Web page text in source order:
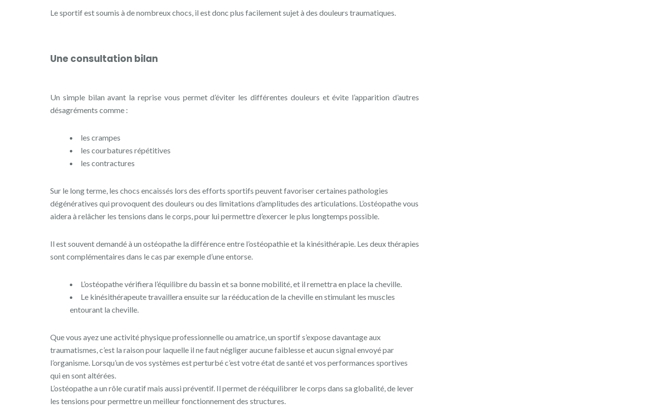
Le sportif est soumis à de nombreux chocs, il est donc plus facilement sujet à des douleurs traumatiques.
Une consultation bilan
Un simple bilan avant la reprise vous permet d’éviter les différentes douleurs et évite l’apparition d’autres
désagréments comme :
les crampes
les courbatures répétitives
les contractures
Sur le long terme, les chocs encaissés lors des efforts sportifs peuvent favoriser certaines pathologies
dégénératives qui provoquent des douleurs ou des limitations d’amplitudes des articulations. L’ostéopathe vous
aidera à relâcher les tensions dans le corps, pour lui permettre d’exercer le plus longtemps possible.
Il est souvent demandé à un ostéopathe la différence entre l’ostéopathie et la kinésithérapie. Les deux thérapies
sont complémentaires dans le cas par exemple d’une entorse.
L’ostéopathe vérifiera l’équilibre du bassin et sa bonne mobilité, et il remettra en place la cheville.
Le kinésithérapeute travaillera ensuite sur la rééducation de la cheville en stimulant les muscles
entourant la cheville.
Que vous ayez une activité physique professionnelle ou amatrice, un sportif s’expose davantage aux
traumatismes, c’est la raison pour laquelle il ne faut négliger aucune faiblesse et aucun signal envoyé par
l’organisme. Lorsqu’un de vos systèmes est perturbé c’est votre état de santé et vos performances sportives
qui en sont altérées.
L’ostéopathe a un rôle curatif mais aussi préventif. Il permet de rééquilibrer le corps dans sa globalité, de lever
les tensions pour permettre un meilleur fonctionnement des structures.